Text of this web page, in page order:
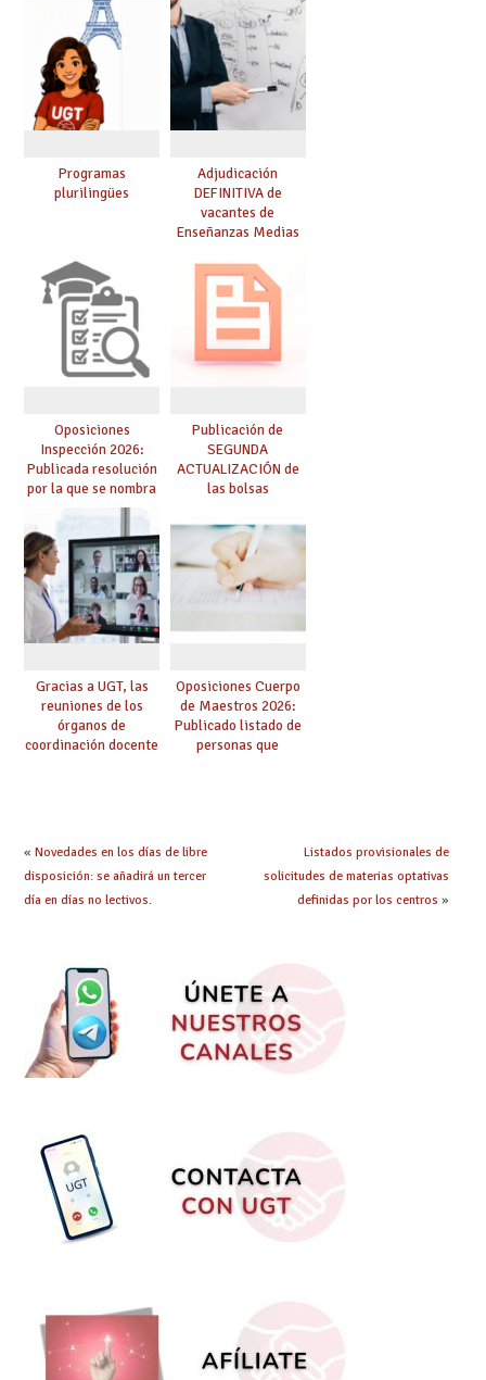
lingüística: publicada
resolución definitiva
Programas
plurilingües
Adjudicación
DEFINITIVA de
vacantes de
Enseñanzas Medias
Oposiciones
Inspección 2026:
Publicada resolución
por la que se nombra
funcionarios/as en
prácticas, se regulan
dichas prácticas y se
convoca acto público
de adjudicación
Publicación de
SEGUNDA
ACTUALIZACIÓN de
las bolsas
Cuerpo de Maestros
de especialidades
convocadas a
oposición
Gracias a UGT, las
reuniones de los
órganos de
coordinación docente
centro
Oposiciones Cuerpo
de Maestros 2026:
Publicado listado de
personas que
« Novedades en los días de libre
disposición: se añadirá un tercer
día en días no lectivos.
Listados provisionales de
solicitudes de materias optativas
definidas por los centros »